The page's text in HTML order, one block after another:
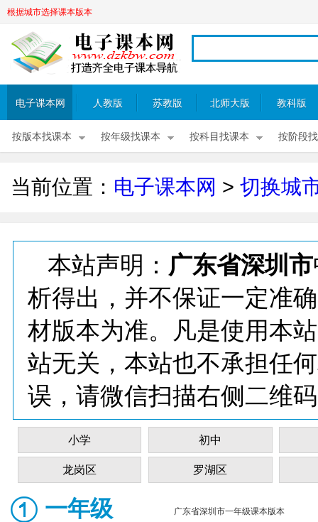
根据城市选择课本版本
电子课本网 人教版 苏教版 北师大版 教科版
按版本找课本 按年级找课本 按科目找课本 按阶段
当前位置： 电子课本网 > 切换城
本站声明： 广东省深圳市
析得出，并不保证一定准
材版本为准。凡是使用本
站无关，本站也不承担任
误，请微信扫描右侧二维
小学 初中
龙岗区 罗湖区
一年级 广东省深圳市一年级课本版本